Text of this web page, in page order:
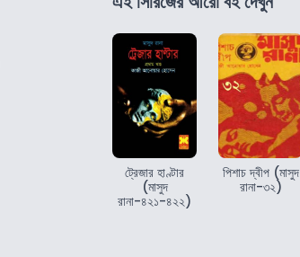
ট্রেজার হাণ্টার
(মাসুদ
রানা-৪২১-৪২২)
পিশাচ দ্বীপ (মাসুদ
রানা-৩২)